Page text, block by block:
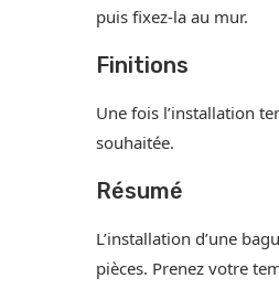
puis fixez-la au mur.
Finitions
Une fois l’installation
souhaitée.
Résumé
L’installation d’une
pièces. Prenez votre